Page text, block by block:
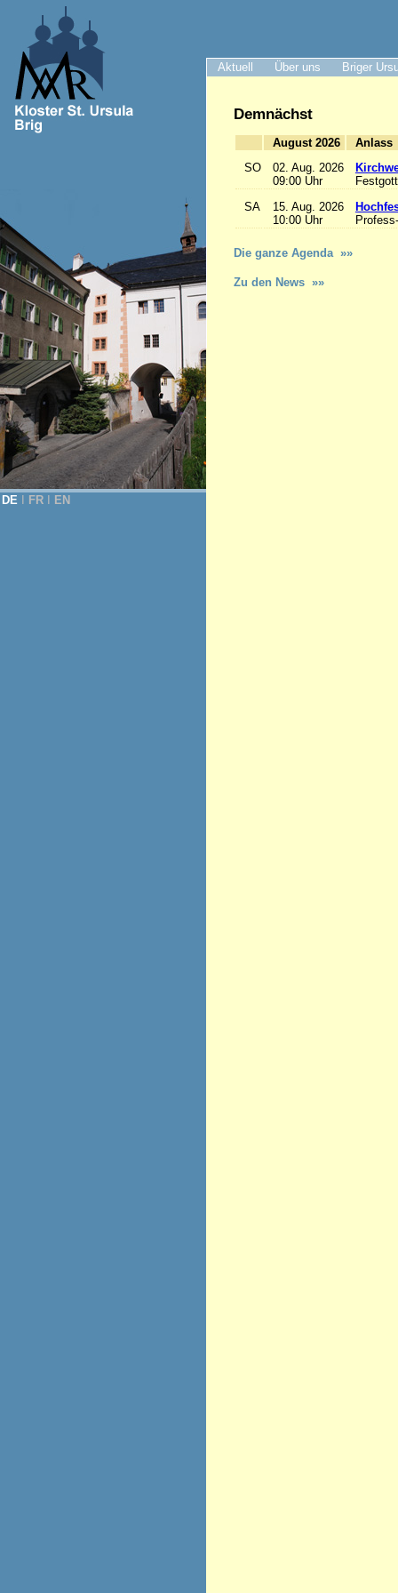
Aktuell Über uns Briger
DE FR EN
Demnächst
August 2026
SO
02. Aug. 2026
09:00 Uhr
SA
15. Aug. 2026
10:00 Uhr
Die ganze Agenda »»
Zu den News »»